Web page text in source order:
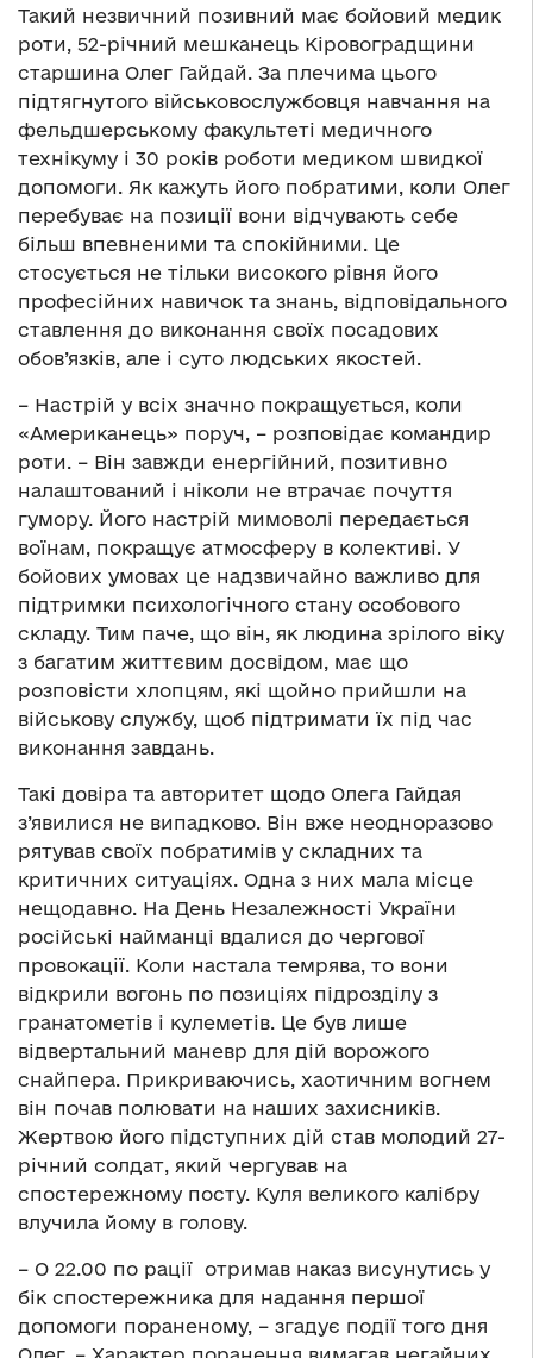
Такий незвичний позивний має бойовий медик
роти, 52-річний мешканець Кіровоградщини
старшина Олег Гайдай. За плечима цього
підтягнутого військовослужбовця навчання на
фельдшерському факультеті медичного
технікуму і 30 років роботи медиком швидкої
допомоги. Як кажуть його побратими, коли Олег
перебуває на позиції вони відчувають себе
більш впевненими та спокійними. Це
стосується не тільки високого рівня його
професійних навичок та знань, відповідального
ставлення до виконання своїх посадових
обов’язків, але і суто людських якостей.
– Настрій у всіх значно покращується, коли
«Американець» поруч, – розповідає командир
роти. – Він завжди енергійний, позитивно
налаштований і ніколи не втрачає почуття
гумору. Його настрій мимоволі передається
воїнам, покращує атмосферу в колективі. У
бойових умовах це надзвичайно важливо для
підтримки психологічного стану особового
складу. Тим паче, що він, як людина зрілого віку
з багатим життєвим досвідом, має що
розповісти хлопцям, які щойно прийшли на
військову службу, щоб підтримати їх під час
виконання завдань.
Такі довіра та авторитет щодо Олега Гайдая
з’явилися не випадково. Він вже неодноразово
рятував своїх побратимів у складних та
критичних ситуаціях. Одна з них мала місце
нещодавно. На День Незалежності України
російські найманці вдалися до чергової
провокації. Коли настала темрява, то вони
відкрили вогонь по позиціях підрозділу з
гранатометів і кулеметів. Це був лише
відвертальний маневр для дій ворожого
снайпера. Прикриваючись, хаотичним вогнем
він почав полювати на наших захисників.
Жертвою його підступних дій став молодий 27-
річний солдат, який чергував на
спостережному посту. Куля великого калібру
влучила йому в голову.
– О 22.00 по рації отримав наказ висунутись у
бік спостережника для надання першої
допомоги пораненому, – згадує події того дня